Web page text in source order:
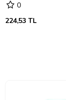
0
224,53 TL